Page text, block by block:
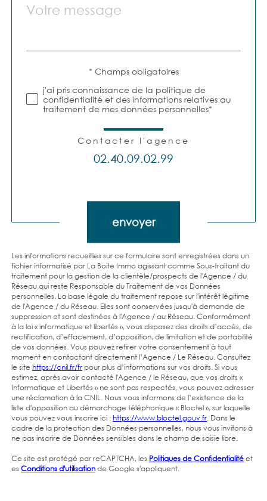
Fieldset
par
Message
*
* Champs obligatoires
j'ai pris connaissance de la politique de
confidentialité et des informations relatives au
traitement de mes données personnelles*
Contacter l'agence
02.40.09.02.99
envoyer
Les informations recueillies sur ce formulaire sont enregistrées dans un
fichier informatisé par La Boite Immo agissant comme Sous-traitant du
traitement pour la gestion de la clientèle/prospects de l'Agence / du
Réseau qui reste Responsable du Traitement de vos Données
personnelles. La base légale du traitement repose sur l'intérêt légitime
de l'Agence / du Réseau. Elles sont conservées jusqu'à demande de
suppression et sont destinées à l'Agence / au Réseau. Conformément
à la loi « informatique et libertés », vous disposez des droits d’accès, de
rectification, d’effacement, d’opposition, de limitation et de portabilité
de vos données. Vous pouvez retirer votre consentement à tout
moment en contactant directement l’Agence / Le Réseau. Consultez
le site https://cnil.fr/fr pour plus d’informations sur vos droits. Si vous
estimez, après avoir contacté l'Agence / le Réseau, que vos droits «
Informatique et Libertés » ne sont pas respectés, vous pouvez adresser
une réclamation à la CNIL. Nous vous informons de l’existence de la
liste d'opposition au démarchage téléphonique « Bloctel », sur laquelle
vous pouvez vous inscrire ici : https://www.bloctel.gouv.fr. Dans le
cadre de la protection des Données personnelles, nous vous invitons à
ne pas inscrire de Données sensibles dans le champ de saisie libre.
Ce site est protégé par reCAPTCHA, les Politiques de Confidentialitéet
es Conditions d'utilisationde Google s'appliquent.